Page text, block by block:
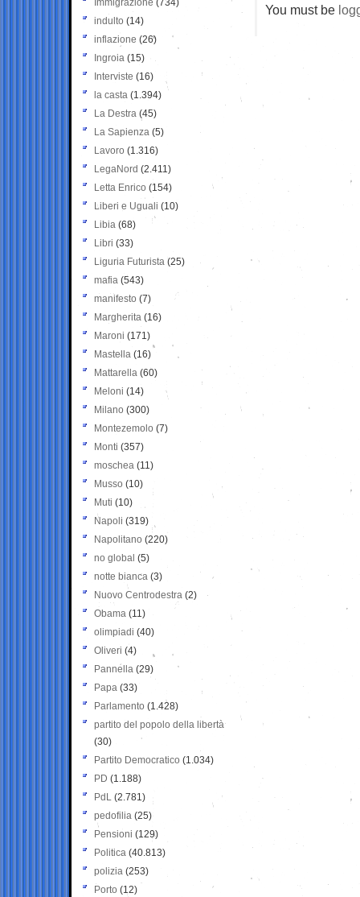
You must be
Immigrazione (734)
indulto (14)
inflazione (26)
Ingroia (15)
Interviste (16)
la casta (1.394)
La Destra (45)
La Sapienza (5)
Lavoro (1.316)
LegaNord (2.411)
Letta Enrico (154)
Liberi e Uguali (10)
Libia (68)
Libri (33)
Liguria Futurista (25)
mafia (543)
manifesto (7)
Margherita (16)
Maroni (171)
Mastella (16)
Mattarella (60)
Meloni (14)
Milano (300)
Montezemolo (7)
Monti (357)
moschea (11)
Musso (10)
Muti (10)
Napoli (319)
Napolitano (220)
no global (5)
notte bianca (3)
Nuovo Centrodestra (2)
Obama (11)
olimpiadi (40)
Oliveri (4)
Pannella (29)
Papa (33)
Parlamento (1.428)
partito del popolo della libertà
(30)
Partito Democratico (1.034)
PD (1.188)
PdL (2.781)
pedofilia (25)
Pensioni (129)
Politica (40.813)
polizia (253)
Porto (12)